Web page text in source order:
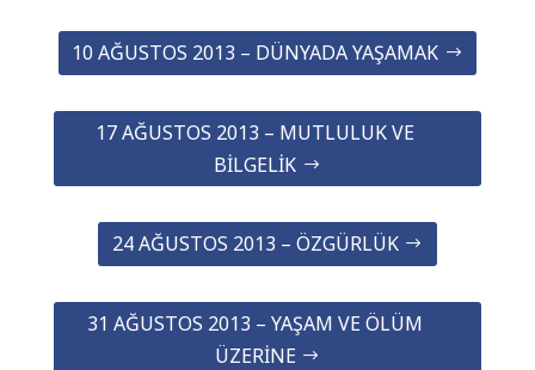
10 AĞUSTOS 2013 – DÜNYADA YAŞAMAK
17 AĞUSTOS 2013 – MUTLULUK VE
BILGELIK
24 AĞUSTOS 2013 – ÖZGÜRLÜK
31 AĞUSTOS 2013 – YAŞAM VE ÖLÜM
ÜZERINE